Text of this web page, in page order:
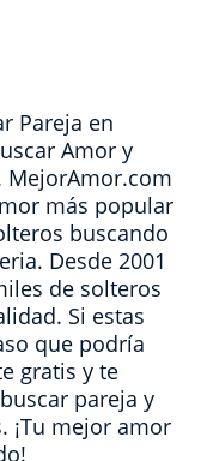
Pareja en
Amor y
MejorAmor.com
más popular
buscando
Desde 2001
de solteros
Si estas
que podría
gratis y te
pareja y
¡Tu mejor amor